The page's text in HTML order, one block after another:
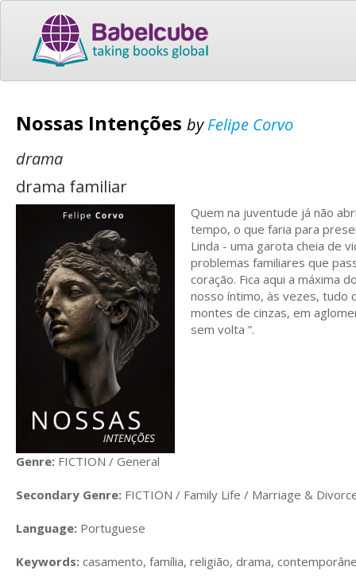
Nossas Intenções byFelipe Corvo
drama
drama familiar
Quem na juventude já não
tempo, o que faria para
Linda - uma garota cheia de
problemas familiares que
coração. Fica aqui a máxima
nosso íntimo, às vezes, tudo
montes de cinzas, em
sem volta ”.
Genre: FICTION / General
Secondary Genre: FICTION / Family Life / Marriage &
Language: Portuguese
Keywords: casamento, família, religião, drama,